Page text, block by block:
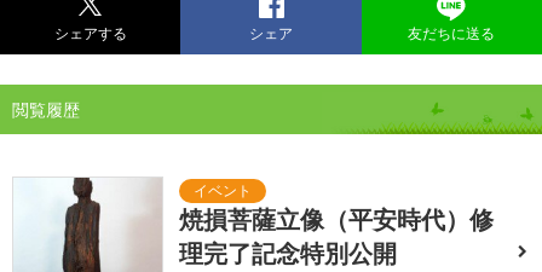
シェアする シェア 友だちに送る
閲覧履歴
焼損菩薩立像（平安時代）修
理完了記念特別公開